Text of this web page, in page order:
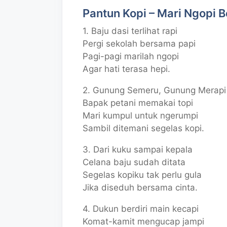
Pantun Kopi – Mari Ngopi
1. Baju dasi terlihat rapi
Pergi sekolah bersama papi
Pagi-pagi marilah ngopi
Agar hati terasa hepi.
2. Gunung Semeru, Gunung Merapi
Bapak petani memakai topi
Mari kumpul untuk ngerumpi
Sambil ditemani segelas kopi.
3. Dari kuku sampai kepala
Celana baju sudah ditata
Segelas kopiku tak perlu gula
Jika diseduh bersama cinta.
4. Dukun berdiri main kecapi
Komat-kamit mengucap jampi